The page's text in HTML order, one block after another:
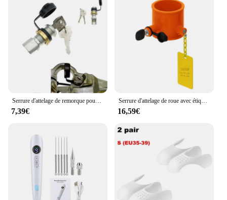
Serrure d'attelage de remorque pour voiture, serrure à barillet de remplacement pour Ifor Williams Knott Avonride, accessoires automobiles prédire, 1 jeu
7,39€
Serrure d'attelage de roue avec étiquette en iode, verrouillage sécurisé pour remorque, goupille roi, verrouillage d'attelage de remorquage, protection antivol
16,59€